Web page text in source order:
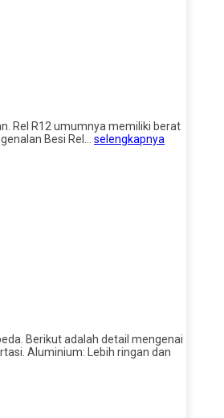
Rel R12 umumnya memiliki berat
Besi Rel… selengkapnya
Berikut adalah detail mengenai
Aluminium: Lebih ringan dan